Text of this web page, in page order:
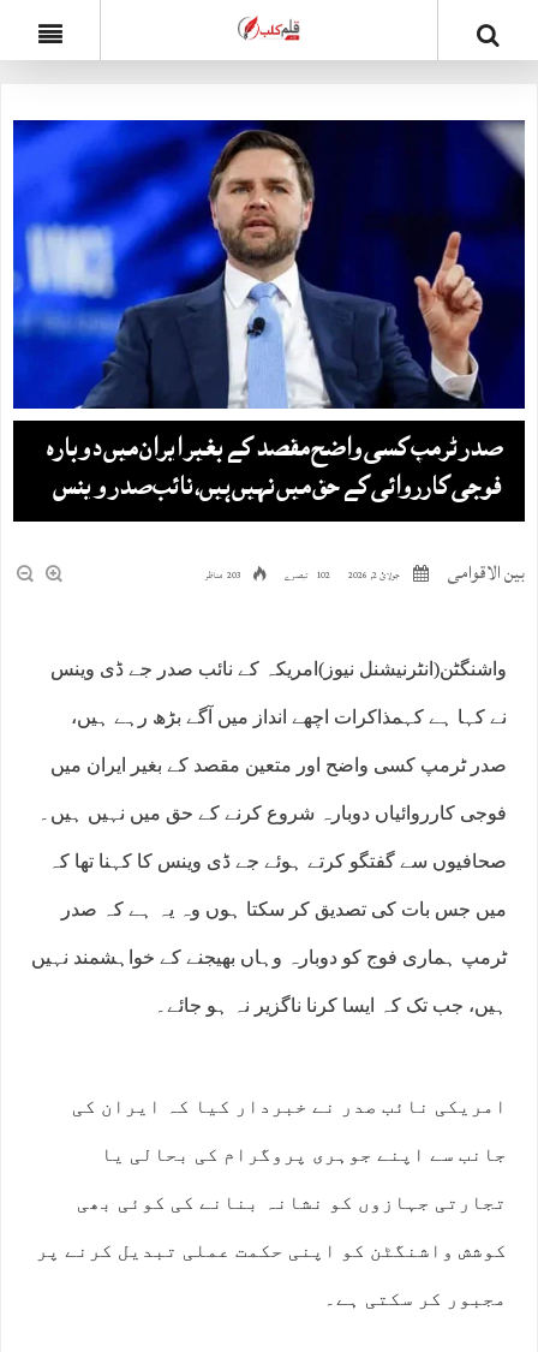
صدر ٹرمپ کسی واضح مقصد کے بغیر ایران میں دوبارہ
فوجی کارروائی کے حق میں نہیں ہیں، نائب صدر وینس
بین الاقوامی جولائ 2, 2026 102 تبصرے 203 مناظر
واشنگٹن(انٹرنیشنل نیوز)امریکہ کے نائب صدر جے ڈی وینس
نے کہا ہے کہمذاکرات اچھے انداز میں آگے بڑھ رہے ہیں،
صدر ٹرمپ کسی واضح اور متعین مقصد کے بغیر ایران میں
فوجی کارروائیاں دوبارہ شروع کرنے کے حق میں نہیں ہیں۔
صحافیوں سے گفتگو کرتے ہوئے جے ڈی وینس کا کہنا تھا کہ
میں جس بات کی تصدیق کر سکتا ہوں وہ یہ ہے کہ صدر
ٹرمپ ہماری فوج کو دوبارہ وہاں بھیجنے کے خواہشمند نہیں
ہیں، جب تک کہ ایسا کرنا ناگزیر نہ ہو جائے۔
امریکی نائب صدر نے خبردار کیا کہ ایران کی
جانب سے اپنے جوہری پروگرام کی بحالی یا
تجارتی جہازوں کو نشانہ بنانے کی کوئی بھی
کوشش واشنگٹن کو اپنی حکمت عملی تبدیل کرنے پر
مجبور کر سکتی ہے۔